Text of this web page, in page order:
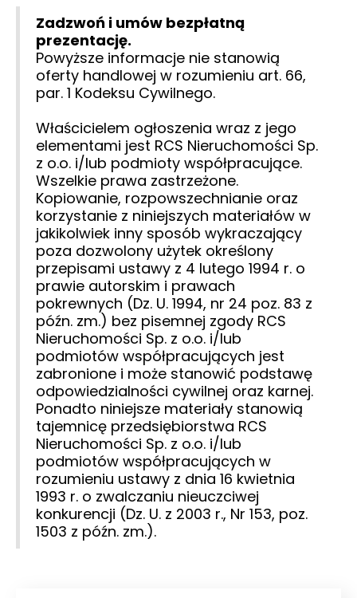
Zadzwoń i umów bezpłatną
prezentację.
Powyższe informacje nie stanowią
oferty handlowej w rozumieniu art. 66,
par. 1 Kodeksu Cywilnego.
Właścicielem ogłoszenia wraz z jego
elementami jest RCS Nieruchomości Sp.
z o.o. i/lub podmioty współpracujące.
Wszelkie prawa zastrzeżone.
Kopiowanie, rozpowszechnianie oraz
korzystanie z niniejszych materiałów w
jakikolwiek inny sposób wykraczający
poza dozwolony użytek określony
przepisami ustawy z 4 lutego 1994 r. o
prawie autorskim i prawach
pokrewnych (Dz. U. 1994, nr 24 poz. 83 z
późn. zm.) bez pisemnej zgody RCS
Nieruchomości Sp. z o.o. i/lub
podmiotów współpracujących jest
zabronione i może stanowić podstawę
odpowiedzialności cywilnej oraz karnej.
Ponadto niniejsze materiały stanowią
tajemnicę przedsiębiorstwa RCS
Nieruchomości Sp. z o.o. i/lub
podmiotów współpracujących w
rozumieniu ustawy z dnia 16 kwietnia
1993 r. o zwalczaniu nieuczciwej
konkurencji (Dz. U. z 2003 r., Nr 153, poz.
1503 z późn. zm.).